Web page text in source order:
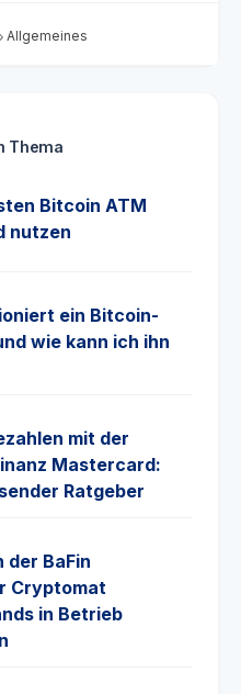
Allgemeines
Thema
Bitcoin ATM
nutzen
ein Bitcoin-
wie kann ich ihn
mit der
Mastercard:
Ratgeber
der BaFin
Cryptomat
in Betrieb